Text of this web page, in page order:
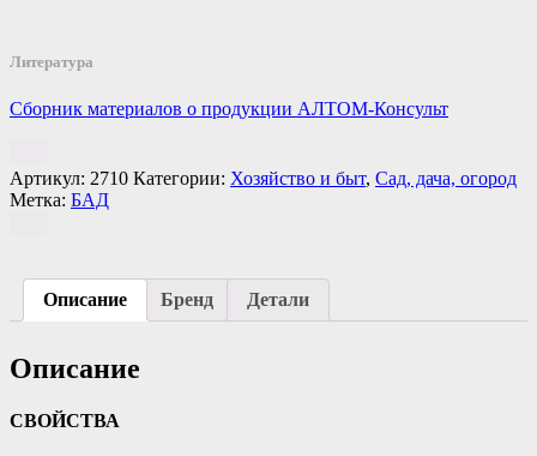
Литература
Сборник материалов о продукции АЛТОМ-Консульт
Артикул: 2710 Категории: Хозяйство и быт, Сад, дача, огород
Метка: БАД
Описание Бренд Детали
Описание
СВОЙСТВА